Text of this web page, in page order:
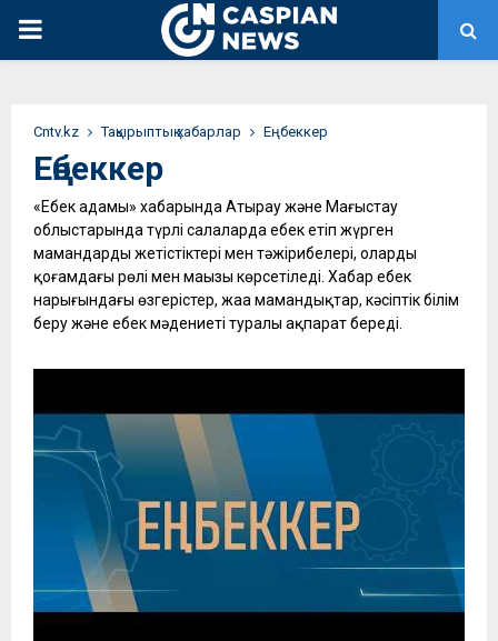
PRIMARY
Сntv.kz Тақырыптық хабарлар Еңбеккер
Еңбеккер
«Еңбек адамы» хабарында Атырау және Маңғыстау
облыстарында түрлі салаларда еңбек етіп жүрген
мамандардың жетістіктері мен тәжірибелері, олардың
қоғамдағы рөлі мен маңызы көрсетіледі. Хабар еңбек
нарығындағы өзгерістер, жаңа мамандықтар, кәсіптік білім
беру және еңбек мәдениеті туралы ақпарат береді.